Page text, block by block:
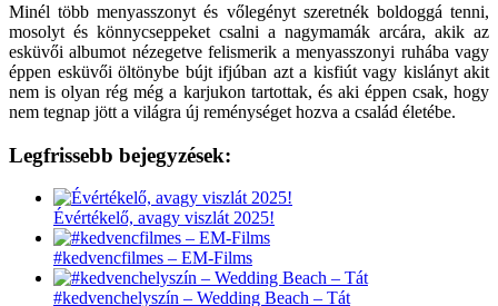
Minél több menyasszonyt és vőlegényt szeretnék boldoggá tenni,
mosolyt és könnycseppeket csalni a nagymamák arcára, akik az
esküvői albumot nézegetve felismerik a menyasszonyi ruhába vagy
éppen esküvői öltönybe bújt ifjúban azt a kisfiút vagy kislányt akit
nem is olyan rég még a karjukon tartottak, és aki éppen csak, hogy
nem tegnap jött a világra új reménységet hozva a család életébe.
Legfrissebb bejegyzések:
Évértékelő, avagy viszlát 2025!
#kedvencfilmes – EM-Films
#kedvenchelyszín – Wedding Beach – Tát